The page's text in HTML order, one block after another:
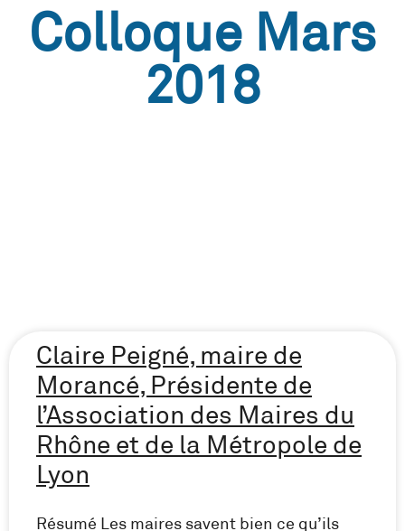
Colloque Mars
2018
Claire Peigné, maire de
Morancé, Présidente de
l’Association des Maires du
Rhône et de la Métropole de
Lyon
Résumé Les maires savent bien ce qu’ils